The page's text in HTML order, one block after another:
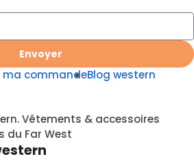
Envoyer
ma commandeBlog western
Vêtements & accessoires
du Far West